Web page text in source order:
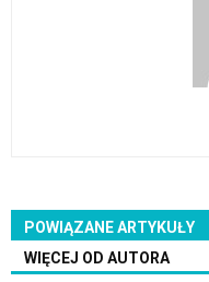
POWIĄZANE ARTYKUŁY
WIĘCEJ OD AUTORA